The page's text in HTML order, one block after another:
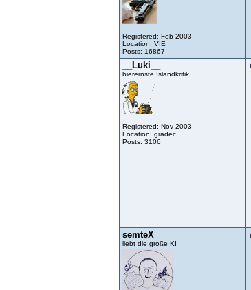
Registered: Feb 2003
Location: VIE
Posts: 16867
__Luki__
bierernste Islandkritik
Registered: Nov 2003
Location: gradec
Posts: 3106
semteX
liebt die große KI